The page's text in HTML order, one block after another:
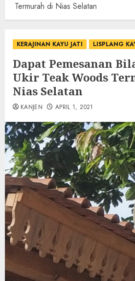
Termurah di Nias Selatan
KERAJINAN KAYU JATI LISPLANG
Dapat Pemesanan
Ukir Teak Woods
Nias Selatan
KANJEN APRIL 1, 2021